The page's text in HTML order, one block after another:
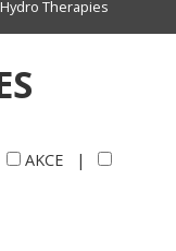
Hydro Therapies
AKCE |